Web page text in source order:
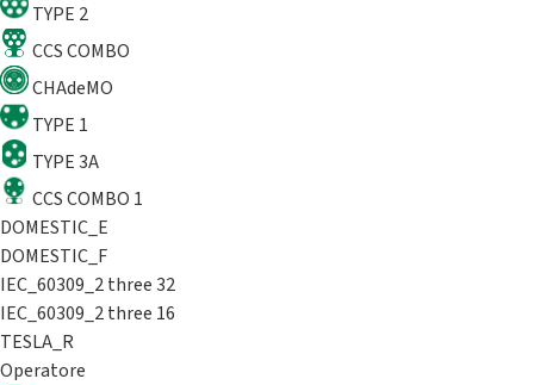
TYPE 2
CCS COMBO
CHAdeMO
TYPE 1
TYPE 3A
CCS COMBO 1
DOMESTIC_E
DOMESTIC_F
IEC_60309_2 three 32
IEC_60309_2 three 16
TESLA_R
Operatore